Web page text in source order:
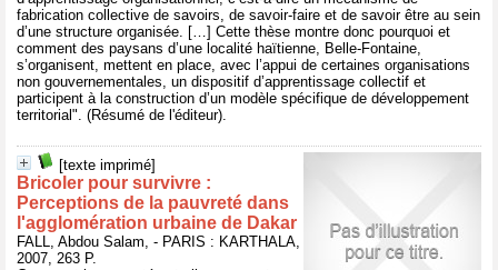
fabrication collective de savoirs, de savoir-faire et de savoir être au sein
d’une structure organisée. […] Cette thèse montre donc pourquoi et
comment des paysans d’une localité haïtienne, Belle-Fontaine,
s’organisent, mettent en place, avec l’appui de certaines organisations
non gouvernementales, un dispositif d’apprentissage collectif et
participent à la construction d’un modèle spécifique de développement
territorial". (Résumé de l'éditeur).
[texte imprimé]
Bricoler pour survivre :
Perceptions de la pauvreté dans
l'agglomération urbaine de Dakar
FALL, Abdou Salam, - PARIS : KARTHALA,
2007, 263 P.